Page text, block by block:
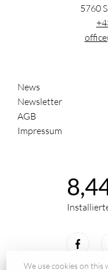
5760
News
Newsletter
AGB
Impressum
We use cookies on this